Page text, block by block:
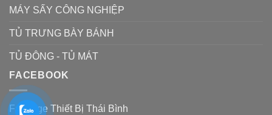
MÁY SẤY CÔNG NGHIỆP
TỦ TRƯNG BÀY BÁNH
TỦ ĐÔNG - TỦ MÁT
FACEBOOK
Fanpage Thiết Bị Thái Bình